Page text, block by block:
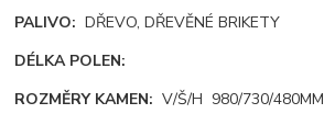
PALIVO:DŘEVO, DŘEVĚNÉ BRIKETY
DÉLKA POLEN:
ROZMĚRY KAMEN:V/Š/H 980/730/480MM